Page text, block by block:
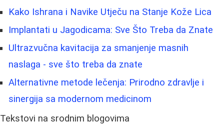
Kako Ishrana i Navike Utječu na Stanje Kože Lica
Implantati u Jagodicama: Sve Što Treba da Znate
Ultrazvučna kavitacija za smanjenje masnih
naslaga - sve što treba da znate
Alternativne metode lečenja: Prirodno zdravlje i
sinergija sa modernom medicinom
Tekstovi na srodnim blogovima